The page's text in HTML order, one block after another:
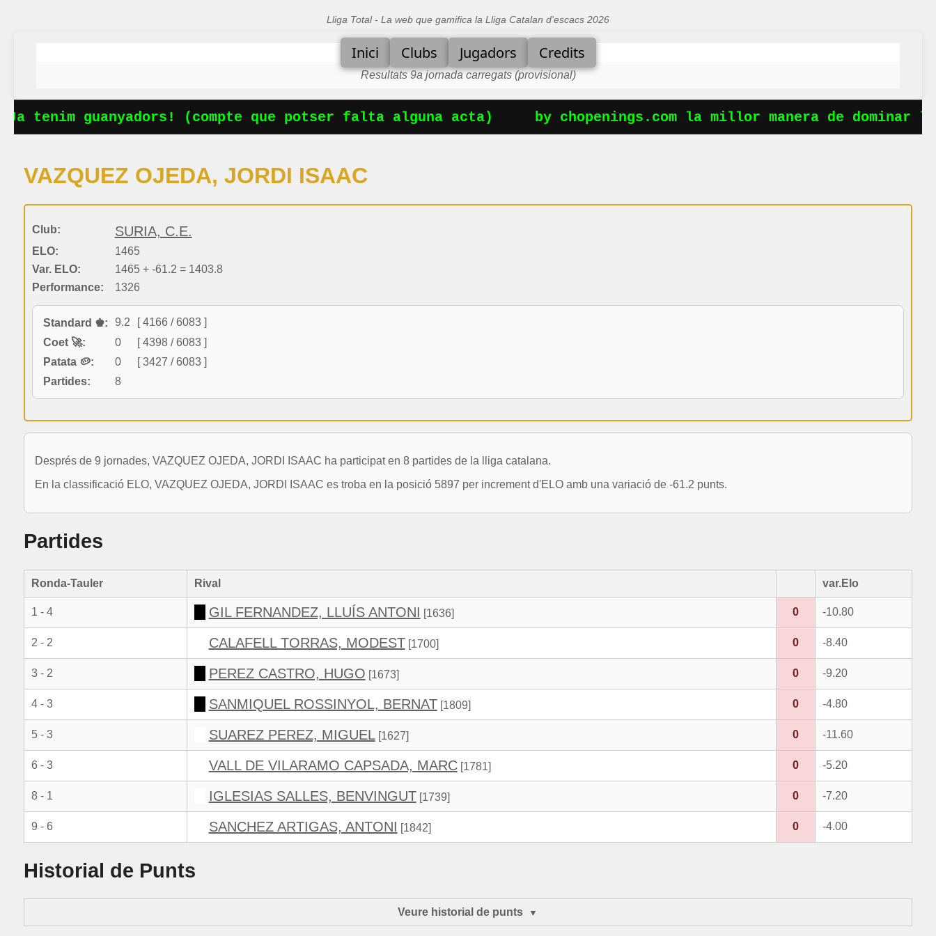
Lliga Total - La web que gamifica la Lliga Catalan d'escacs 2026
Inici Clubs Jugadors Credits
Resultats 9a jornada carregats (provisional)
tenim guanyadors! (compte que potser falta alguna acta) by chopenings.com la millor manera de dominar
VAZQUEZ OJEDA, JORDI ISAAC
Club: SURIA, C.E.
ELO:
1465
Var. ELO:
1465 + -61.2 = 1403.8
Performance:
1326
Standard ♚: 9.2
[ 4166 / 6083 ]
Coet 🚀:
0
[ 4398 / 6083 ]
Patata 🥔:
0
[ 3427 / 6083 ]
Partides:
8
Després de 9 jornades, VAZQUEZ OJEDA, JORDI ISAAC ha participat en 8 partides de la lliga catalana.
En la classificació ELO, VAZQUEZ OJEDA, JORDI ISAAC es troba en la posició 5897 per increment d'ELO amb una variació de -61.2 punts.
Partides
Ronda-Tauler Rival var.Elo
1 - 4 GIL FERNANDEZ, LLUÍS ANTONI [1636] 0 -10.80
2 - 2 CALAFELL TORRAS, MODEST [1700] 0 -8.40
3 - 2 PEREZ CASTRO, HUGO [1673] 0 -9.20
4 - 3 SANMIQUEL ROSSINYOL, BERNAT [1809] 0 -4.80
5 - 3 SUAREZ PEREZ, MIGUEL[1627] 0 -11.60
6 - 3 VALL DE VILARAMO CAPSADA, MARC[1781] 0 -5.20
8 - 1 IGLESIAS SALLES, BENVINGUT [1739] 0 -7.20
9 - 6 SANCHEZ ARTIGAS, ANTONI [1842] 0 -4.00
Historial de Punts
Veure historial de punts